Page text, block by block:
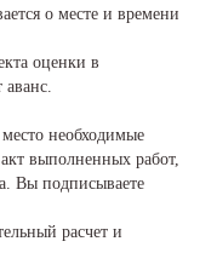
о месте и времени
оценки в
необходимые
выполненных работ,
Вы подписываете
расчет и